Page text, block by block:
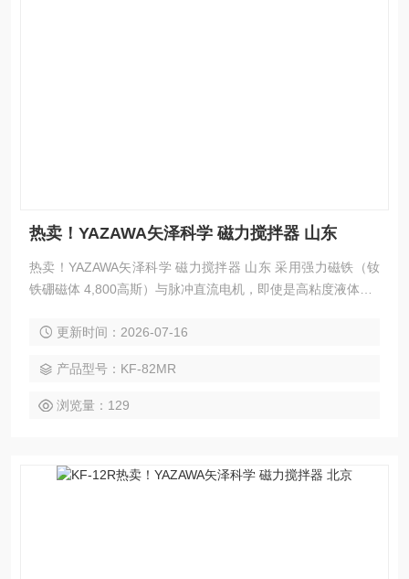
热卖！YAZAWA矢泽科学 磁力搅拌器 山东
热卖！YAZAWA矢泽科学 磁力搅拌器 山东 采用强力磁铁（钕
铁硼磁体 4,800高斯）与脉冲直流电机，即使是高粘度液体（1
上使用PTFE材料，该设备经过专门设计，以避免发电带来的
更新时间：2026-07-16
产品型号：KF-82MR
浏览量：129